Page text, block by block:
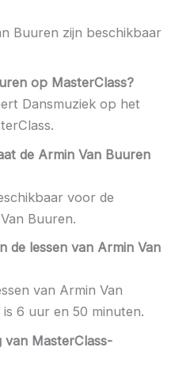
Buuren zijn beschikbaar
op MasterClass?
Dansmuziek op het
de Armin Van Buuren
voor de
Buuren.
de lessen van Armin Van
van Armin Van
6 uur en 50 minuten.
van MasterClass-